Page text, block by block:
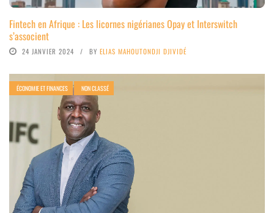
Fintech en Afrique : Les licornes nigérianes Opay et Interswitch
s’associent
24 JANVIER 2024 BY ELIAS MAHOUTONDJI DJIVIDÉ
ÉCONOMIE ET FINANCES NON CLASSÉ